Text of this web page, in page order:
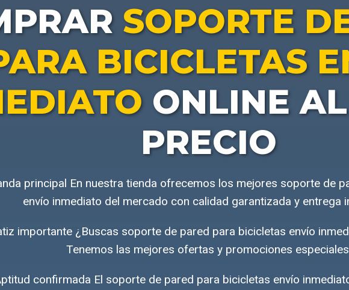
SOPORTE
BICICLETAS
ONLINE
PRECIO
principal En nuestra tienda ofrecemos los mejores soporte de
envío inmediato del mercado con calidad garantizada y entrega
importante ¿Buscas soporte de pared para bicicletas envío
Tenemos las mejores ofertas y promociones
confirmada El soporte de pared para bicicletas envío